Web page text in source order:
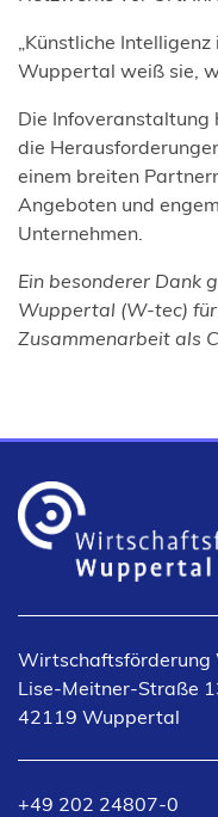
„Künstliche
Wuppertal weiß sie,
Die
die
einem breiten
Angeboten und
Unternehmen.
Ein besonderer Dank
Wuppertal (W-tec)
Zusammenarbeit als
Wirtschaftsförderung
Lise-Meitner-Straße
42119 Wuppertal
+49 202 24807-0